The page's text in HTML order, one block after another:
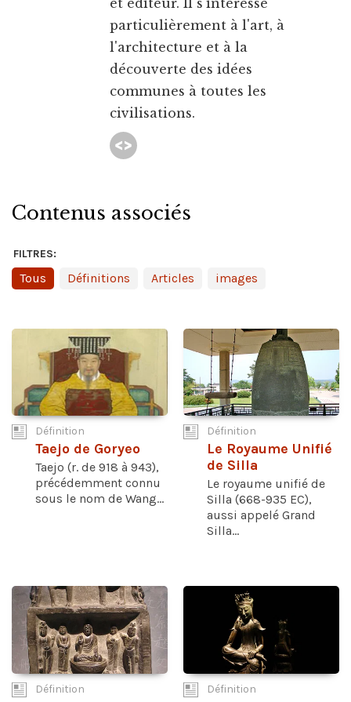
particulièrement à l'art, à
l'architecture et à la
découverte des idées
communes à toutes les
civilisations.
Contenus associés
FILTRES:
Tous Définitions Articles images
Définition
Taejo de Goryeo
Taejo (r. de 918 à 943),
précédemment connu
sous le nom de Wang...
Définition
Le Royaume Unifié
de Silla
Le royaume unifié de
Silla (668-935 EC),
aussi appelé Grand
Silla...
Définition Définition